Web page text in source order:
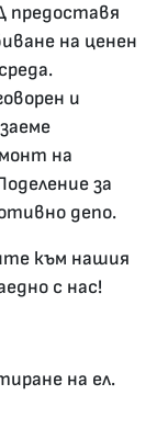
предоставя
на ценен
и
на
за
депо.
към нашия
с нас!
на ел.